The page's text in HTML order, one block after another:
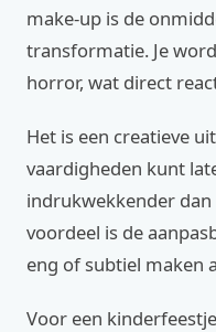
make-up is de
transformatie. Je
horror, wat direct
Het is een creatieve
vaardigheden kunt
indrukwekkender dan
voordeel is de
eng of subtiel maken
Voor een